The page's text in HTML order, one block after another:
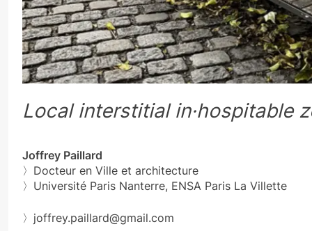
Local interstitial in·hospitable
Joffrey Paillard
〉Docteur en Ville et architecture
〉Université Paris Nanterre, ENSA Paris La Villette
〉joffrey.paillard@gmail.com